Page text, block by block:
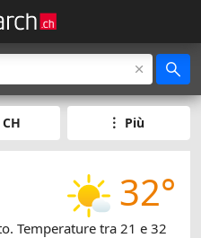
CH Più
32°
Temperature tra 21 e 32